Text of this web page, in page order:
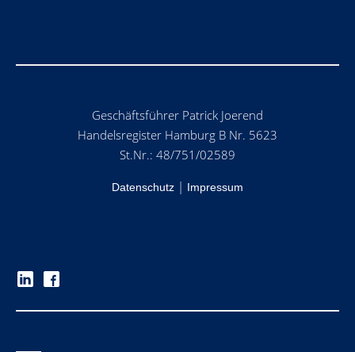
Geschäftsführer Patrick Joerend
Handelsregister Hamburg B Nr. 5623
St.Nr.: 48/751/02589
Datenschutz | Impressum